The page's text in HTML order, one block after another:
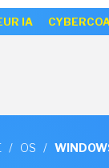
IA
/ OS /